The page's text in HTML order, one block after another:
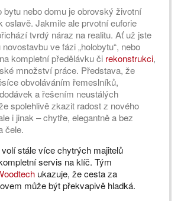
bytu nebo domu je obrovský životní
oslavě. Jakmile ale prvotní euforie
tvrdý náraz na realitu. Ať už jste
ve fázi „holobytu“, nebo
kompletní předělávku či rekonstrukci,
množství práce. Představa, že
obvoláváním řemeslníků,
a řešením neustálých
spolehlivě zkazit radost z nového
i jinak – chytře, elegantně a bez
čele.
stále více chytrých majitelů
servis na klíč. Tým
ukazuje, že cesta za
může být překvapivě hladká.